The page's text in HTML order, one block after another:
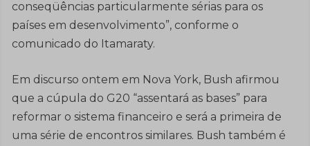
conseqüências particularmente sérias para os
países em desenvolvimento”, conforme o
comunicado do Itamaraty.
Em discurso ontem em Nova York, Bush afirmou
que a cúpula do G20 “assentará as bases” para
reformar o sistema financeiro e será a primeira de
uma série de encontros similares. Bush também é